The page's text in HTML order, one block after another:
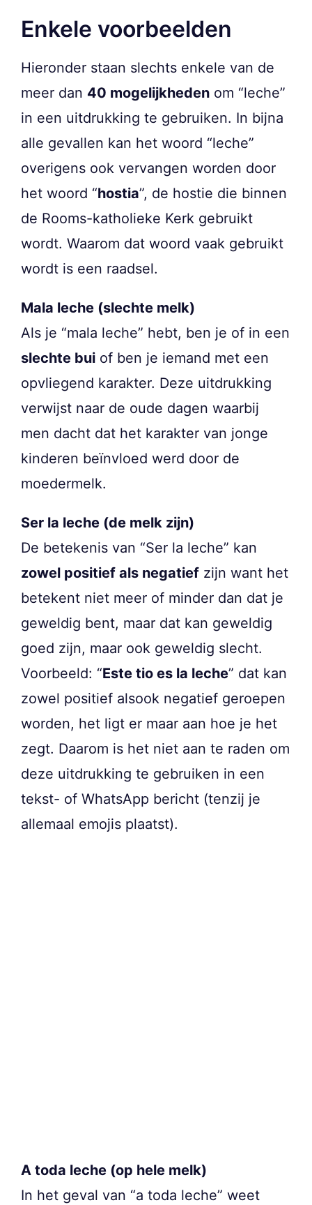
Enkele voorbeelden
Hieronder staan slechts enkele van de
meer dan 40 mogelijkheden om “leche”
in een uitdrukking te gebruiken. In bijna
alle gevallen kan het woord “leche”
overigens ook vervangen worden door
het woord “hostia”, de hostie die binnen
de Rooms-katholieke Kerk gebruikt
wordt. Waarom dat woord vaak gebruikt
wordt is een raadsel.
Mala leche (slechte melk)
Als je “mala leche” hebt, ben je of in een
slechte bui of ben je iemand met een
opvliegend karakter. Deze uitdrukking
verwijst naar de oude dagen waarbij
men dacht dat het karakter van jonge
kinderen beïnvloed werd door de
moedermelk.
Ser la leche (de melk zijn)
De betekenis van “Ser la leche” kan
zowel positief als negatief zijn want het
betekent niet meer of minder dan dat je
geweldig bent, maar dat kan geweldig
goed zijn, maar ook geweldig slecht.
Voorbeeld: “Este tio es la leche” dat kan
zowel positief alsook negatief geroepen
worden, het ligt er maar aan hoe je het
zegt. Daarom is het niet aan te raden om
deze uitdrukking te gebruiken in een
tekst- of WhatsApp bericht (tenzij je
allemaal emojis plaatst).
A toda leche (op hele melk)
In het geval van “a toda leche” weet